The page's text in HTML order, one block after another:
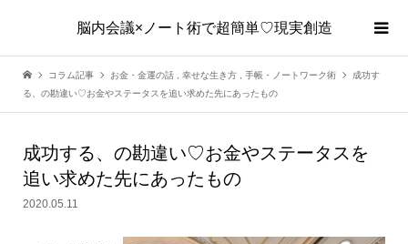
脳内会議×ノート術で超簡単♡現実創造
コラム記事 お金・金運の話 幸せな生き方 手帳・ノートワーク術
成功す
る、の勘違い♡お金やステータスを追い求めた先にあったもの
成功する、の勘違い♡お金やステータスを
追い求めた先にあったもの
2020.05.11